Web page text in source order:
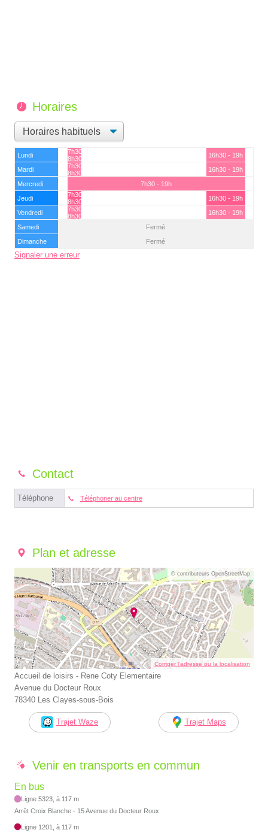
Horaires
Lundi
7h30 -
8h30
16h30 - 19h
Mardi
7h30 -
8h30
16h30 - 19h
Mercredi
7h30 - 19h
Jeudi
7h30 -
8h30
16h30 - 19h
Vendredi
7h30 -
8h30
16h30 - 19h
Samedi
Fermé
Dimanche
Fermé
Signaler une erreur
Contact
Téléphone Téléphoner au centre
Plan et adresse
© contributeurs OpenStreetMap
Corriger l’adresse ou la localisation
Accueil de loisirs - Rene Coty Elementaire
Avenue du Docteur Roux
78340 Les Clayes-sous-Bois
Trajet Waze Trajet Maps
Venir en transports en commun
En bus
Ligne 5323, à 117 m
Arrêt Croix Blanche - 15 Avenue du Docteur Roux
Ligne 1201, à 117 m